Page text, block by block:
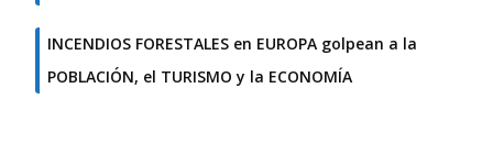
INCENDIOS FORESTALES en EUROPA golpean a la
POBLACIÓN, el TURISMO y la ECONOMÍA